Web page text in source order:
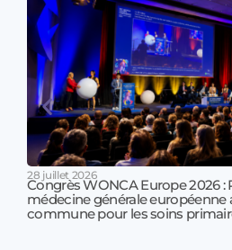
28 juillet 2026
Congrès WONCA Europe 2026 :
médecine générale européenne
commune pour les soins